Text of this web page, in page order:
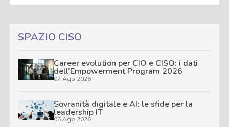
SPAZIO CISO
Career evolution per CIO e CISO: i dati
dell’Empowerment Program 2026
07 Ago 2026
Sovranità digitale e AI: le sfide per la
leadership IT
05 Ago 2026